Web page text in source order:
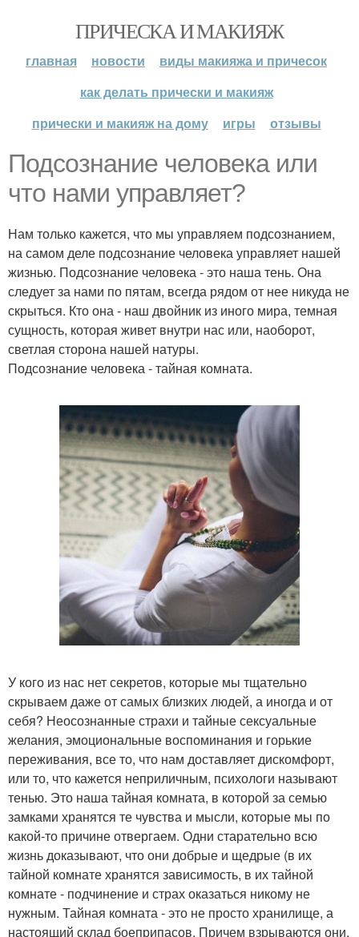
ПРИЧЕСКА И МАКИЯЖ
главная новости
виды макияжа и причесок
как делать прически и макияж
прически и макияж на дому
игры отзывы
Подсознание человека или
что нами управляет?
Нам только кажется, что мы управляем подсознанием,
на самом деле подсознание человека управляет нашей
жизнью. Подсознание человека - это наша тень. Она
следует за нами по пятам, всегда рядом от нее никуда не
скрыться. Кто она - наш двойник из иного мира, темная
сущность, которая живет внутри нас или, наоборот,
светлая сторона нашей натуры.
Подсознание человека - тайная комната.
У кого из нас нет секретов, которые мы тщательно
скрываем даже от самых близких людей, а иногда и от
себя? Неосознанные страхи и тайные сексуальные
желания, эмоциональные воспоминания и горькие
переживания, все то, что нам доставляет дискомфорт,
или то, что кажется неприличным, психологи называют
тенью. Это наша тайная комната, в которой за семью
замками хранятся те чувства и мысли, которые мы по
какой-то причине отвергаем. Одни старательно всю
жизнь доказывают, что они добрые и щедрые (в их
тайной комнате хранятся зависимость, в их тайной
комнате - подчинение и страх оказаться никому не
нужным. Тайная комната - это не просто хранилище, а
настоящий склад боеприпасов. Причем взрываются они,